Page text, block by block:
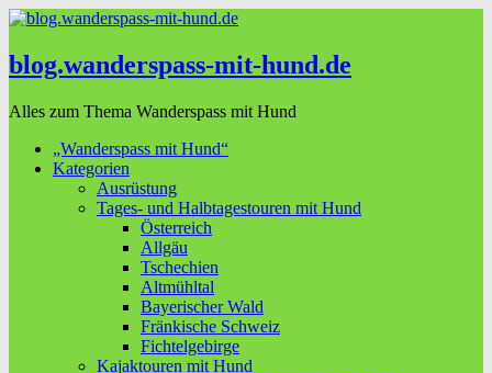
blog.wanderspass-mit-hund.de
Alles zum Thema Wanderspass mit Hund
„Wanderspass mit Hund“
Kategorien
Ausrüstung
Tages- und Halbtagestouren mit Hund
Österreich
Allgäu
Tschechien
Altmühltal
Bayerischer Wald
Fränkische Schweiz
Fichtelgebirge
Kajaktouren mit Hund